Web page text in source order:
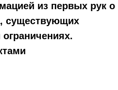
из первых рук о
существующих